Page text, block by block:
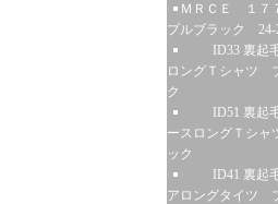
ＭＲＣＥ １７
プルブラック
ID33 裏起
ロングＴシャツ
ク
ID51 裏起
ースロングＴシ
ック
ID41 裏起
アロングタイツ